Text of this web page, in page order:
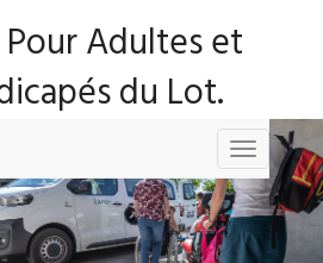
Adultes et
du Lot.
Toggle
navigation